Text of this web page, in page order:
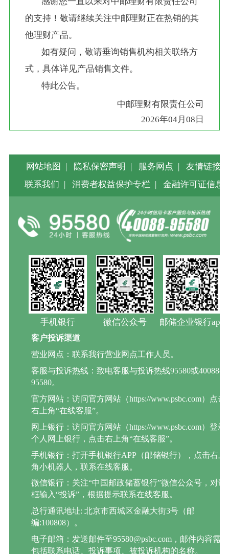
的支持！敬请继续关注中邮理财正在热销的其
他理财产品。
式，具体详见产品销售文件。
        特此公告。
中邮理财有限责任公司
2026年04月08日
网站地图 隐私保密声明 服务网点 友情链接
联系我们
消费者权益保护专栏 金融许可证信息
手机银行 微信公众号 邮储企业银行app
客户投诉渠道
营业网点：联系我行营业网点工作人员。
客服与投诉热线：致电客服与投诉热线95580或40088-
95580。
官方网站：访问官方网站（https://www.psbc.com）点击
右上角“在线客服”。
网上银行：访问官方网站（https://www.psbc.com）登录
个人网上银行，点击右上角“在线客服”。
手机银行：打开手机银行APP（邮储银行），点击右上
角小机器人，联系在线客服。
微信银行：关注“中国邮政储蓄银行”微信公众号，对话
框输入“投诉”，根据提示联系在线客服。
总行通讯地址: 北京市西城区金融大街3号（邮
编:100808）。
电子邮箱：发送邮件至95580@psbc.com，邮件内容需
包括联系电话、投诉事项、被投诉机构的名称。